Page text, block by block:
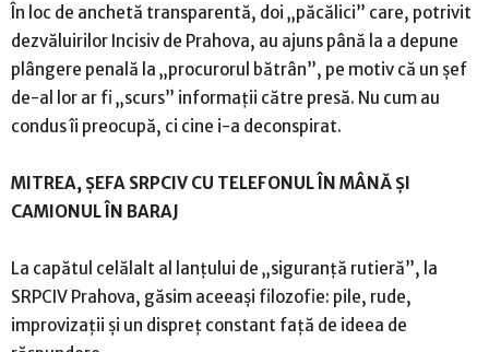
În loc de anchetă transparentă, doi „păcălici” care, potrivit
dezvăluirilor Incisiv de Prahova, au ajuns până la a depune
plângere penală la „procurorul bătrân”, pe motiv că un șef
de-al lor ar fi „scurs” informații către presă. Nu cum au
condus îi preocupă, ci cine i-a deconspirat.
MITREA, ȘEFA SRPCIV CU TELEFONUL ÎN MÂNĂ ȘI
CAMIONUL ÎN BARAJ
La capătul celălalt al lanțului de „siguranță rutieră”, la
SRPCIV Prahova, găsim aceeași filozofie: pile, rude,
improvizații și un dispreț constant față de ideea de